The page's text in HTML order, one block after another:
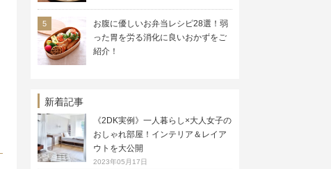
お腹に優しいお弁当レシピ28選！弱
った胃を労る消化に良いおかずをご
紹介！
新着記事
《2DK実例》一人暮らし×大人女子の
おしゃれ部屋！インテリア＆レイア
ウトを大公開
2023年05月17日